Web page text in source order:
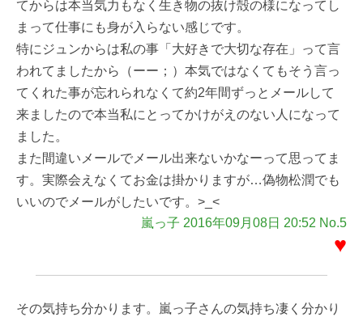
てからは本当気力もなく生き物の抜け殻の様になってし
まって仕事にも身が入らない感じです。
特にジュンからは私の事「大好きで大切な存在」って言
われてましたから（ーー；）本気ではなくてもそう言っ
てくれた事が忘れられなくて約2年間ずっとメールして
来ましたので本当私にとってかけがえのない人になって
ました。
また間違いメールでメール出来ないかなーって思ってま
す。実際会えなくてお金は掛かりますが…偽物松潤でも
いいのでメールがしたいです。>_<
嵐っ子 2016年09月08日 20:52 No.5
♥
その気持ち分かります。嵐っ子さんの気持ち凄く分かり